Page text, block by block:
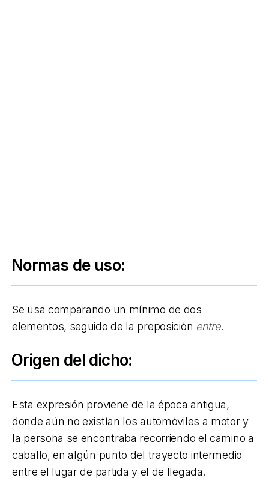
Normas de uso:
Se usa comparando un mínimo de dos
elementos, seguido de la preposición entre.
Origen del dicho:
Esta expresión proviene de la época antigua,
donde aún no existían los automóviles a motor y
la persona se encontraba recorriendo el camino a
caballo, en algún punto del trayecto intermedio
entre el lugar de partida y el de llegada.